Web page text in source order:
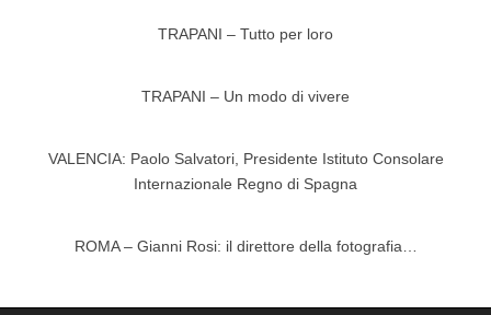
TRAPANI – Tutto per loro
TRAPANI – Un modo di vivere
VALENCIA: Paolo Salvatori, Presidente Istituto Consolare
Internazionale Regno di Spagna
ROMA – Gianni Rosi: il direttore della fotografia…